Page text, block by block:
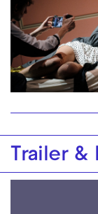
Trailer